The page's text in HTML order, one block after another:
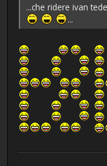
...che ridere ivan
...